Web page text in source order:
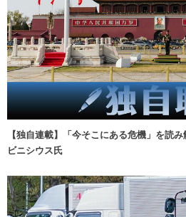
【独自連載】「今そこにある危機」を読
ビニシウス氏